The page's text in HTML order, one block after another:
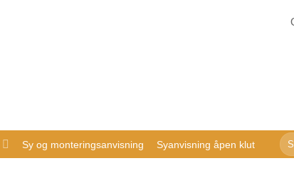
Sy og monteringsanvisning Syanvisning åpen klut